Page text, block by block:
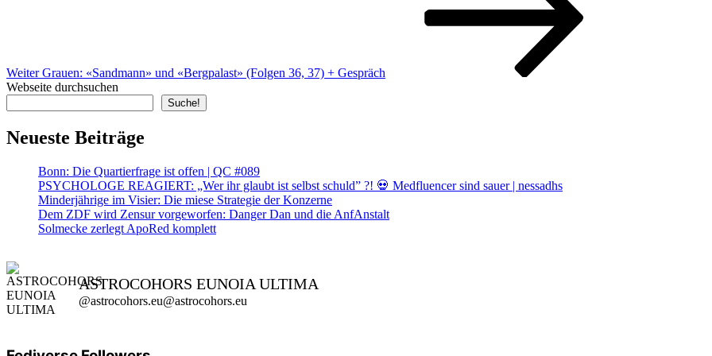
Weiter Grauen: «Sandmann» und «Bergpalast» (Folgen 36, 37) + Gespräch
Webseite durchsuchen
Suche!
Neueste Beiträge
Bonn: Die Quartierfrage ist offen | QC #089
PSYCHOLOGE REAGIERT: „Wer ihr glaubt ist selbst schuld” ?! 💀 Medfluencer sind sauer | nessadhs
Minderjährige im Visier: Die miese Strategie der Konzerne
Dem ZDF wird Zensur vorgeworfen: Danger Dan und die AnfAnstalt
Solmecke zerlegt ApoRed komplett
ASTROCOHORS EUNOIA ULTIMA
@astrocohors.eu@astrocohors.eu